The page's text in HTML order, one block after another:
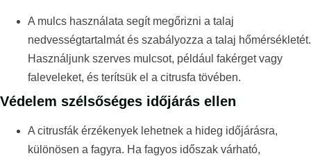
A mulcs használata segít megőrizni a talaj
nedvességtartalmát és szabályozza a talaj hőmérsékletét.
Használjunk szerves mulcsot, például fakérget vagy
faleveleket, és terítsük el a citrusfa tövében.
Védelem szélsőséges időjárás ellen
A citrusfák érzékenyek lehetnek a hideg időjárásra,
különösen a fagyra. Ha fagyos időszak várható,